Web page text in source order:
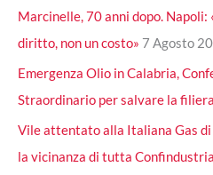
Marcinelle, 70 anni dopo. Napoli:
diritto, non un costo» 7 Agosto
Emergenza Olio in Calabria,
Straordinario per salvare la
Vile attentato alla Italiana Gas di
la vicinanza di tutta